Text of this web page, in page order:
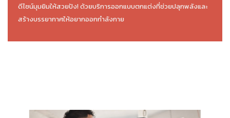
ดีไซน์มุมยิมให้สวยปัง! ด้วยบริการออกแบบตกแต่งที่ช่วยปลุกพลังและ
สร้างบรรยากาศให้อยากออกกำลังกาย